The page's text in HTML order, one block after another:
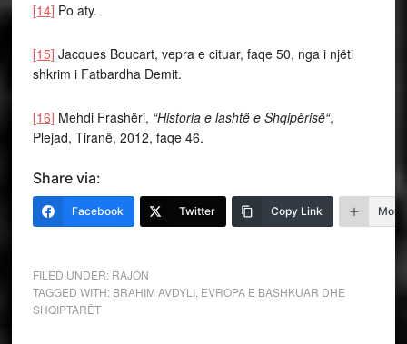
[14] Po aty.
[15] Jacques Boucart, vepra e cituar, faqe 50, nga i njëti
shkrim i Fatbardha Demit.
[16] Mehdi Frashëri, “Historia e lashtë e Shqipërisë“,
Plejad, Tiranë, 2012, faqe 46.
Share via:
Facebook Twitter Copy Link More
FILED UNDER: RAJON
TAGGED WITH: BRAHIM AVDYLI, EVROPA E BASHKUAR DHE
SHQIPTARËT